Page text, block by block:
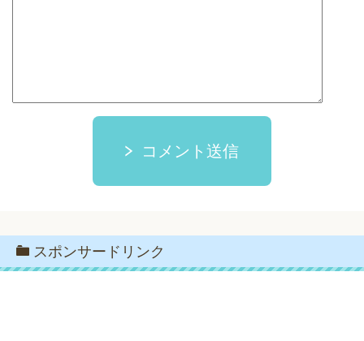
コメント送信
スポンサードリンク